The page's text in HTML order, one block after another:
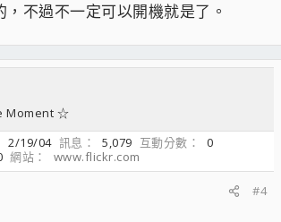
不過不一定可以開機就是了。
Moment ☆
2/19/04 訊息 5,079 互動分數
0
網站
www.flickr.com
#4